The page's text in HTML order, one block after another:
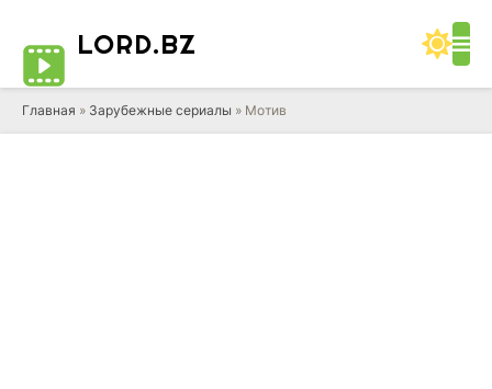
LORD.BZ
Главная » Зарубежные сериалы » Мотив